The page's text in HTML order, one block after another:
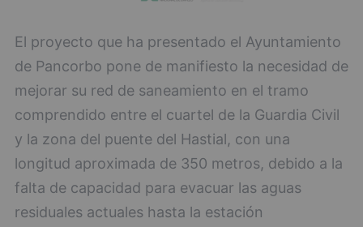
El proyecto que ha presentado el Ayuntamiento
de Pancorbo pone de manifiesto la necesidad de
mejorar su red de saneamiento en el tramo
comprendido entre el cuartel de la Guardia Civil
y la zona del puente del Hastial, con una
longitud aproximada de 350 metros, debido a la
falta de capacidad para evacuar las aguas
residuales actuales hasta la estación